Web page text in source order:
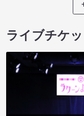
ライブチケッ